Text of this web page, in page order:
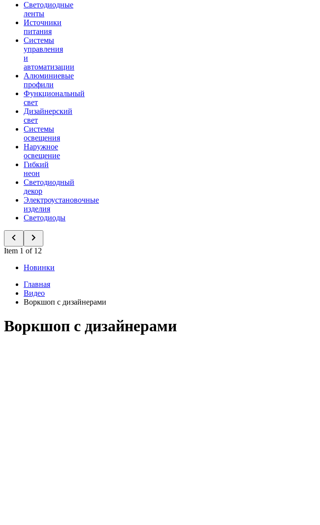
Светодиодные
ленты
Источники
питания
Системы
управления
и
автоматизации
Алюминиевые
профили
Функциональный
свет
Дизайнерский
свет
Системы
освещения
Наружное
освещение
Гибкий
неон
Светодиодный
декор
Электроустановочные
изделия
Светодиоды
Item 1 of 12
Новинки
Главная
Видео
Воркшоп с дизайнерами
Воркшоп с дизайнерами